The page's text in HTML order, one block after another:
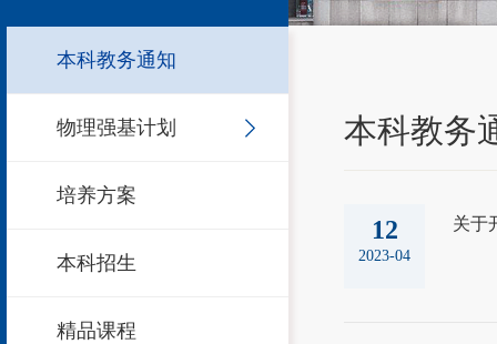
本科教务通知
物理强基计划
培养方案
本科招生
精品课程
本科教务
12
2023-04
关于